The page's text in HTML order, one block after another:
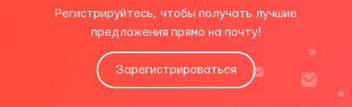
Регистрируйтесь, чтобы получать лучшие
предложения прямо на почту!
Зарегистрироваться